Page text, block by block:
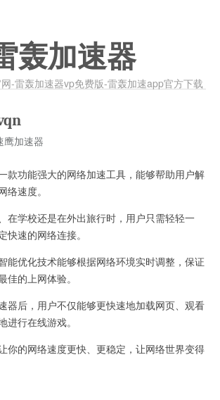
轰加速器
-雷轰加速器vp免费版-雷轰加速app官方下载
鹰加速器
功能强大的网络加速工具，能够帮助用户解
络速度。
学校还是在外出旅行时，用户只需轻轻一
快速的网络连接。
优化技术能够根据网络环境实时调整，保证
佳的上网体验。
后，用户不仅能够更快速地加载网页、观看
进行在线游戏。
的网络速度更快、更稳定，让网络世界变得